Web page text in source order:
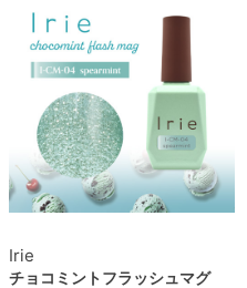
Irie
チョコミントフラッシュマグ